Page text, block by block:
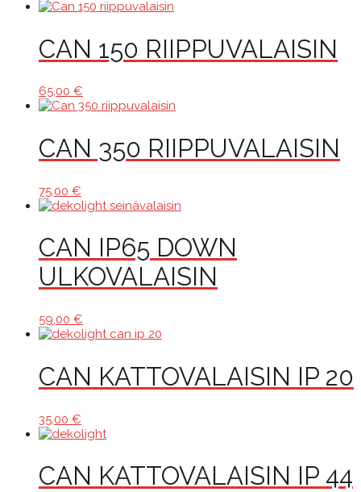
CAN 150 RIIPPUVALAISIN
65,00 €
CAN 350 RIIPPUVALAISIN
75,00 €
CAN IP65 DOWN
ULKOVALAISIN
59,00 €
CAN KATTOVALAISIN IP 20
35,00 €
CAN KATTOVALAISIN IP 44